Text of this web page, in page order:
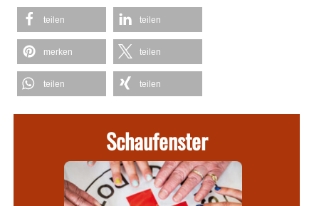
teilen teilen
merken teilen
teilen teilen
Schaufenster